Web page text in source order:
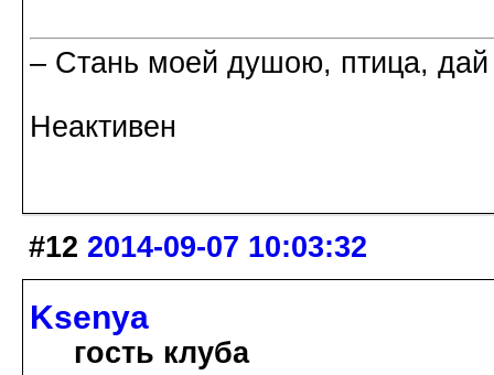
– Стань моей душою, птица,
Неактивен
#12 2014-09-07 10:03:32
Ksenya
гость клуба